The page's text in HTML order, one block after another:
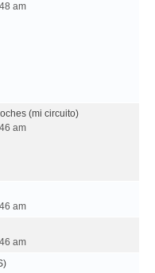
am
(mi circuito)
am
am
am